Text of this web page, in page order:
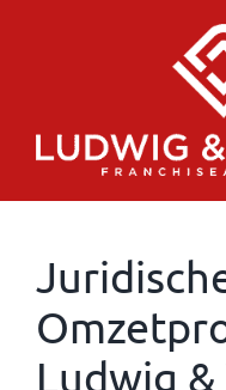
Ludwig &